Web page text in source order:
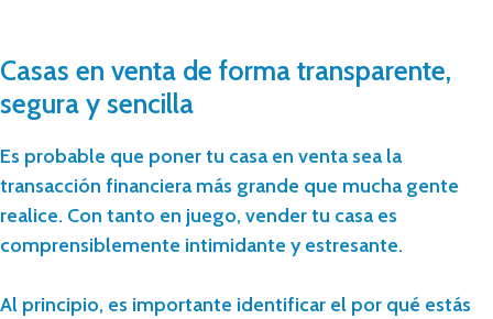
Casas en venta de forma transparente,
segura y sencilla
Es probable que poner tu casa en venta sea la
transacción financiera más grande que mucha gente
realice. Con tanto en juego, vender tu casa es
comprensiblemente intimidante y estresante.
Al principio, es importante identificar el por qué estás